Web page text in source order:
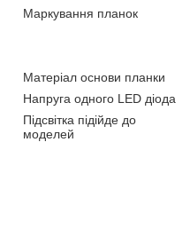
Маркування планок
Матеріал основи планки
Напруга одного LED діода
Підсвітка підійде до
моделей